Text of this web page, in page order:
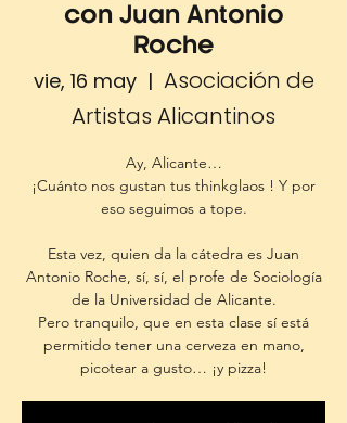
con Juan Antonio
Roche
vie, 16 may
  |
Asociación de
Artistas Alicantinos
Ay, Alicante…
¡Cuánto nos gustan tus thinkglaos ! Y por
eso seguimos a tope.
Esta vez, quien da la cátedra es Juan
Antonio Roche, sí, sí, el profe de Sociología
de la Universidad de Alicante.
Pero tranquilo, que en esta clase sí está
permitido tener una cerveza en mano,
picotear a gusto… ¡y pizza!